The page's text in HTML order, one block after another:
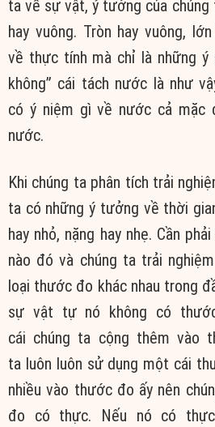
ta về sự vật, ý tưởng của chúng
hay vuông. Tròn hay vuông,
về thực tính mà chỉ là những ý
không” cái tách nước là như
có ý niệm gì về nước cả mặc
nước.
Khi chúng ta phân tích trải
ta có những ý tưởng về thời
hay nhỏ, nặng hay nhẹ. Cần
nào đó và chúng ta trải
loại thước đo khác nhau trong
sự vật tự nó không có
cái chúng ta cộng thêm vào
ta luôn luôn sử dụng một cái
nhiều vào thước đo ấy nên
đo có thực. Nếu nó có